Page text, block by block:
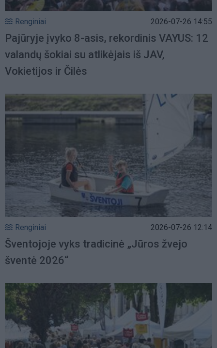
Renginiai 2026-07-26 14:55
Pajūryje įvyko 8-asis, rekordinis VAYUS: 12
valandų šokiai su atlikėjais iš JAV,
Vokietijos ir Čilės
Renginiai 2026-07-26 12:14
Šventojoje vyks tradicinė „Jūros žvejo
šventė 2026“